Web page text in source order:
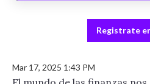
Registrate
Mar 17, 2025 1:43 PM